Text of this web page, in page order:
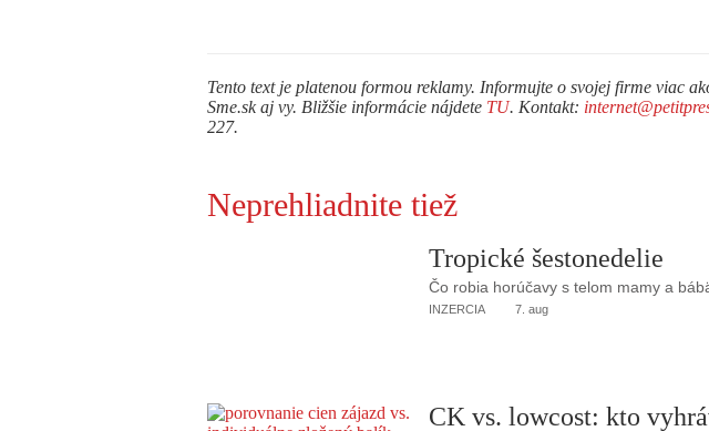
Tento text je platenou formou reklamy. Informujte o svojej firme viac
Sme.sk aj vy. Bližšie informácie nájdete TU. Kontakt:
227.
Neprehliadnite tiež
Tropické šestonedelie
Čo robia horúčavy s telom mamy a
INZERCIA 7. aug
CK vs. lowcost: kto